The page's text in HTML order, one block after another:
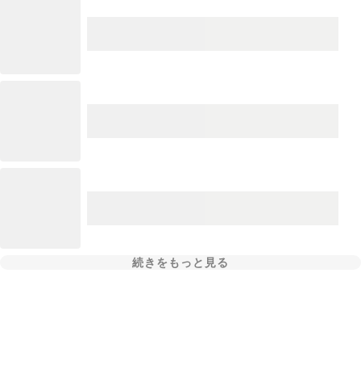
続きをもっと見る